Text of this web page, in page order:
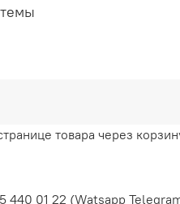
товара через
440 01 22 (Watsapp